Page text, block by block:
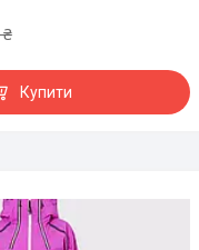
Купити